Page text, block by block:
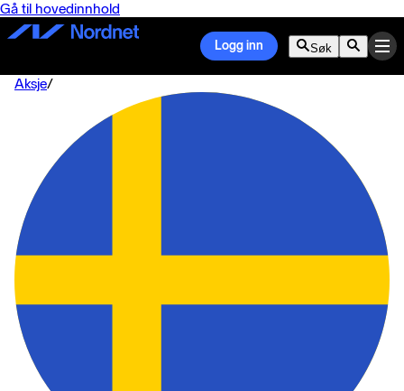
Gå til hovedinnhold
Logg inn Søk
Aksje/